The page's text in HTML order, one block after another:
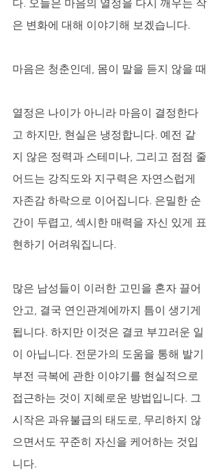
다. 오늘은 마음의 열정을 다시 깨우는 작
은 변화에 대해 이야기해 보겠습니다.
마음은 청춘인데, 몸이 말을 듣지 않을 때
열정은 나이가 아니라 마음이 결정한다
고 하지만, 현실은 냉정합니다. 예전 같
지 않은 정력과 스테미나, 그리고 점점 줄
어드는 강직도와 지구력은 자연스럽게
자존감 하락으로 이어집니다. 은밀한 순
간이 두렵고, 섹시한 매력을 자신 있게 표
현하기 어려워집니다.
많은 남성들이 이러한 고민을 혼자 끌어
안고, 결국 연인관계에까지 틈이 생기게
됩니다. 하지만 이것은 결코 부끄러운 일
이 아닙니다. 전문가의 도움을 통해 발기
부전 극복에 관한 이야기를 현실적으로
접근하는 것이 지혜로운 방법입니다. 그
시작은 과유불급의 태도로, 무리하지 않
으면서도 꾸준히 자신을 케어하는 것입
니다.